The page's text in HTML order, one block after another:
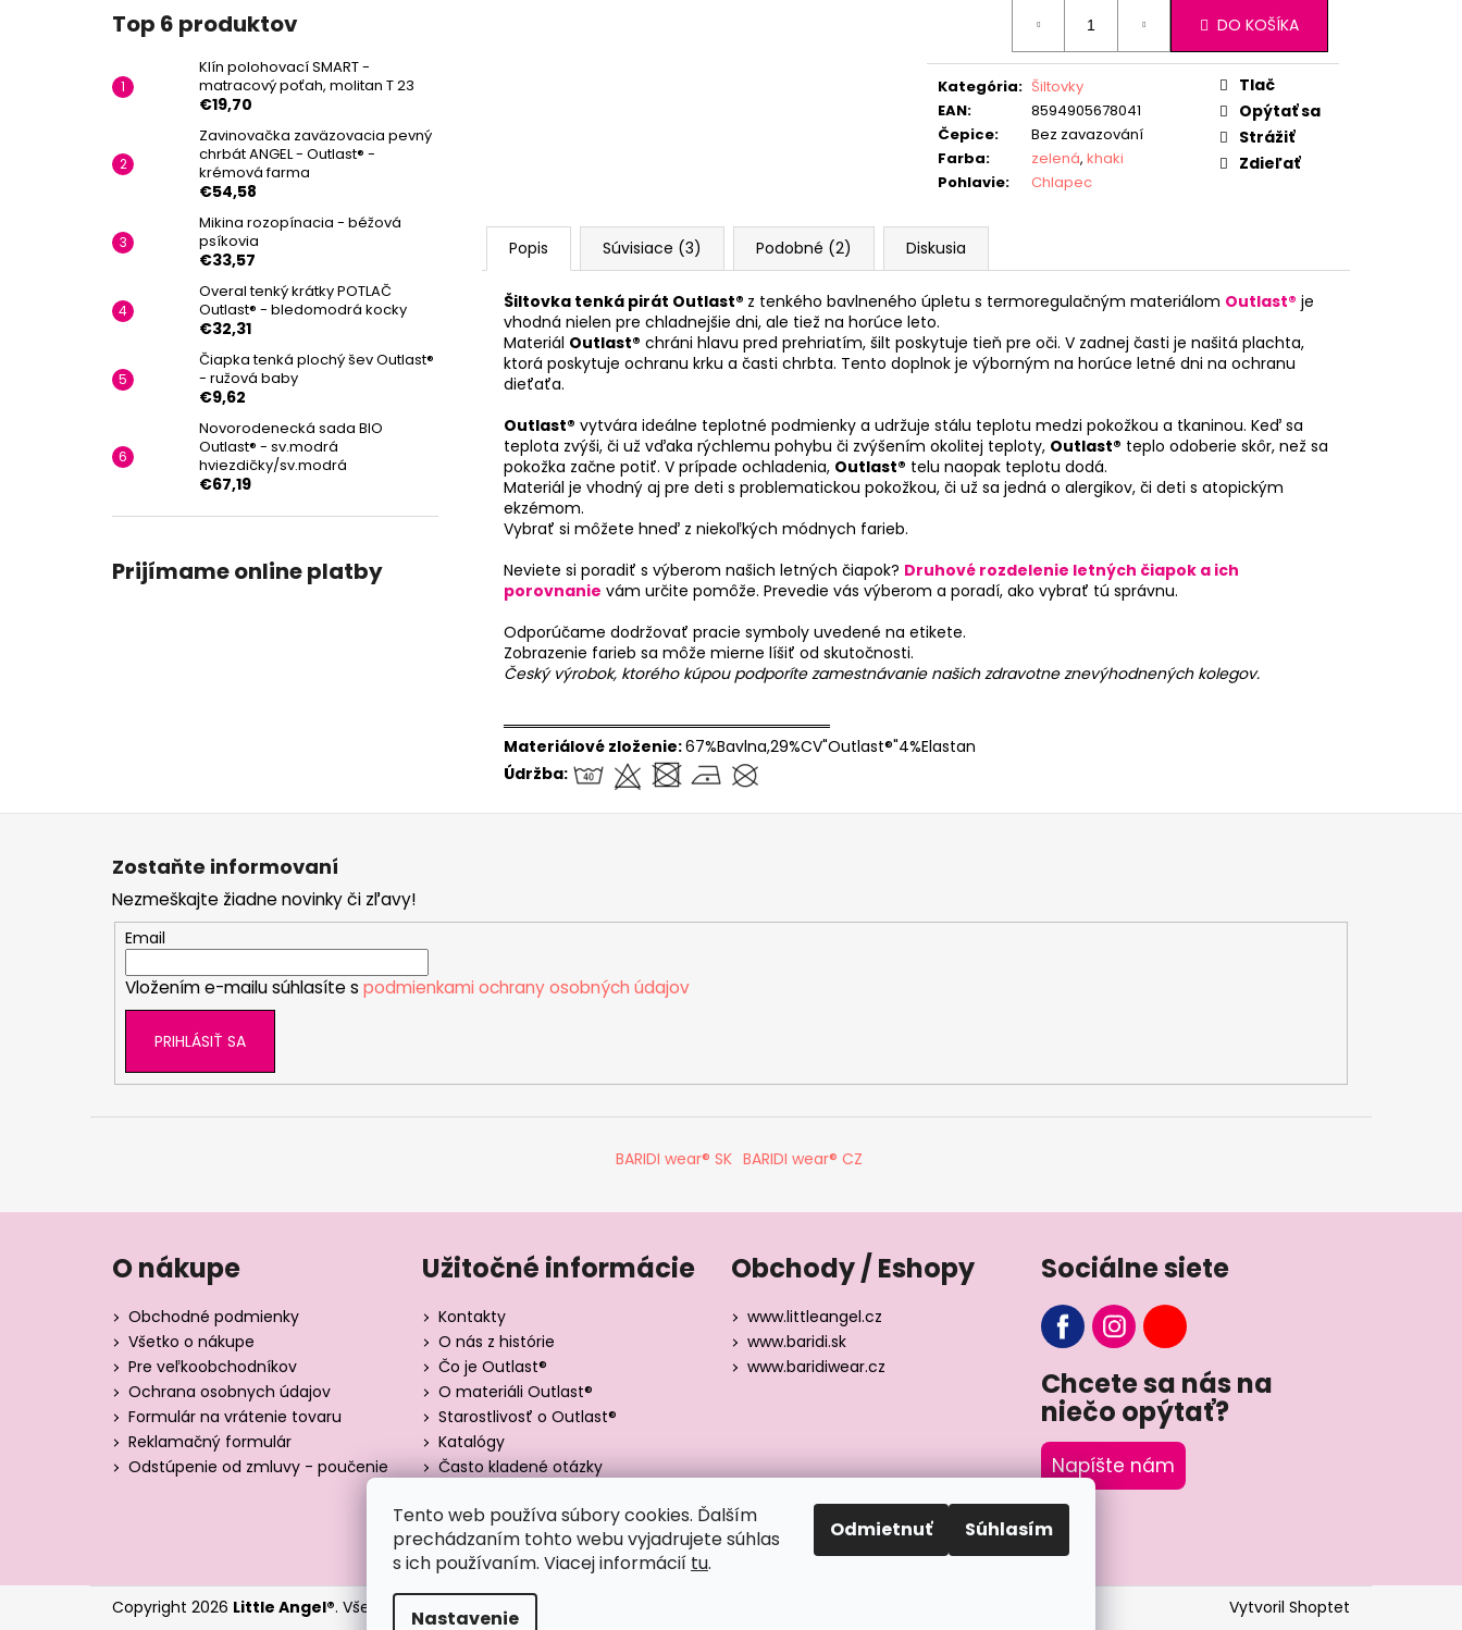
Tento web používa súbory cookies. Ďalším
prechádzaním tohto webu vyjadrujete súhlas
s ich používaním. Viacej informácií tu.
Nastavenie
Odmietnuť Súhlasím
Top 6 produktov
Klín polohovací SMART -
matracový poťah, molitan T 23
€19,70
Zavinovačka zaväzovacia pevný
chrbát ANGEL - Outlast® -
krémová farma
€54,58
Mikina rozopínacia - béžová
psíkovia
€33,57
Overal tenký krátky POTLAČ
Outlast® - bledomodrá kocky
€32,31
Čiapka tenká plochý šev Outlast®
- ružová baby
€9,62
Novorodenecká sada BIO
Outlast® - sv.modrá
hviezdičky/sv.modrá
€67,19
Prijímame online platby
DO KOŠÍKA
Kategória: Šiltovky
EAN:
8594905678041
Čepice:
Bez zavazování
Farba: zelená, khaki
Pohlavie: Chlapec
Tlač
Opýtať sa
Strážiť
Zdieľať
Popis Súvisiace (3) Podobné (2) Diskusia
Šiltovka tenká pirát Outlast® z tenkého bavlneného úpletu s termoregulačným materiálom Outlast® je
vhodná nielen pre chladnejšie dni, ale tiež na horúce leto.
Materiál Outlast® chráni hlavu pred prehriatím, šilt poskytuje tieň pre oči. V zadnej časti je našitá plachta,
ktorá poskytuje ochranu krku a časti chrbta. Tento doplnok je výborným na horúce letné dni na ochranu
dieťaťa.
Outlast® vytvára ideálne teplotné podmienky a udržuje stálu teplotu medzi pokožkou a tkaninou. Keď sa
teplota zvýši, či už vďaka rýchlemu pohybu či zvýšením okolitej teploty, Outlast® teplo odoberie skôr, než sa
pokožka začne potiť. V prípade ochladenia, Outlast® telu naopak teplotu dodá.
Materiál je vhodný aj pre deti s problematickou pokožkou, či už sa jedná o alergikov, či deti s atopickým
ekzémom.
Vybrať si môžete hneď z niekoľkých módnych farieb.
Neviete si poradiť s výberom našich letných čiapok? Druhové rozdelenie letných čiapok a ich
porovnanie vám určite pomôže. Prevedie vás výberom a poradí, ako vybrať tú správnu.
Odporúčame dodržovať pracie symboly uvedené na etikete.
Zobrazenie farieb sa môže mierne líšiť od skutočnosti.
Český výrobok, ktorého kúpou podporíte zamestnávanie našich zdravotne znevýhodnených kolegov.
══════════════════════════════
Materiálové zloženie:67%Bavlna,29%CV"Outlast®"4%Elastan
Údržba:
Zostaňte informovaní
Nezmeškajte žiadne novinky či zľavy!
Email
Vložením e-mailu súhlasíte s podmienkami ochrany osobných údajov
PRIHLÁSIŤ SA
BARIDI wear® SK BARIDI wear® CZ
O nákupe
Obchodné podmienky
Všetko o nákupe
Pre veľkoobchodníkov
Ochrana osobnych údajov
Formulár na vrátenie tovaru
Reklamačný formulár
Odstúpenie od zmluvy - poučenie
Užitočné informácie
Kontakty
O nás z histórie
Čo je Outlast®
O materiáli Outlast®
Starostlivosť o Outlast®
Katalógy
Často kladené otázky
Blog
Obchody / Eshopy
www.littleangel.cz
www.baridi.sk
www.baridiwear.cz
Sociálne siete
Chcete sa nás na
niečo opýtať?
Napíšte nám
Vytvoril Shoptet
Copyright 2026 Little Angel®. Všetky práva vyhradené.